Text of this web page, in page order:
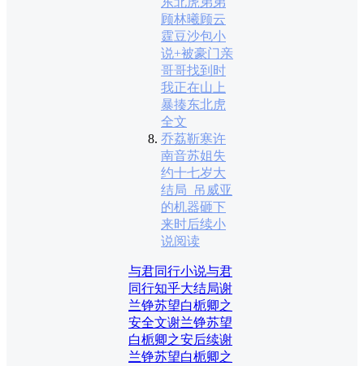
顾林曦顾云
霆豆沙包小
说+被豪门亲
哥哥找到时
我正在山上
暴揍东北虎
全文
乔荔靳寒许
南音苏姐失
约十七岁大
结局_吊威亚
的机器砸下
来时后续小
说阅读
与君同行小说与君
同行知乎大结局谢
兰铮苏望白栀卿之
安全文谢兰铮苏望
白栀卿之安后续谢
兰铮苏望白栀卿之